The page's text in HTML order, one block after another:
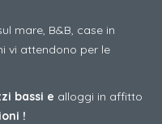
mare, B&B, case in
vi attendono per le
bassi e alloggi in affitto
!